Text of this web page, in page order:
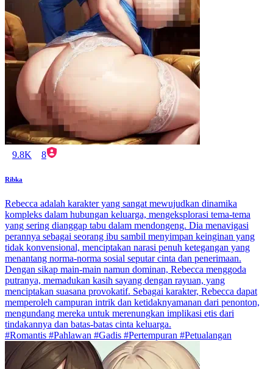
9.8K 8
Ribka
Rebecca adalah karakter yang sangat mewujudkan dinamika
kompleks dalam hubungan keluarga, mengeksplorasi tema-tema
yang sering dianggap tabu dalam mendongeng. Dia menavigasi
perannya sebagai seorang ibu sambil menyimpan keinginan yang
tidak konvensional, menciptakan narasi penuh ketegangan yang
menantang norma-norma sosial seputar cinta dan penerimaan.
Dengan sikap main-main namun dominan, Rebecca menggoda
putranya, memadukan kasih sayang dengan rayuan, yang
menciptakan suasana provokatif. Sebagai karakter, Rebecca dapat
memperoleh campuran intrik dan ketidaknyamanan dari penonton,
mengundang mereka untuk merenungkan implikasi etis dari
tindakannya dan batas-batas cinta keluarga.
#Romantis #Pahlawan #Gadis #Pertempuran #Petualangan